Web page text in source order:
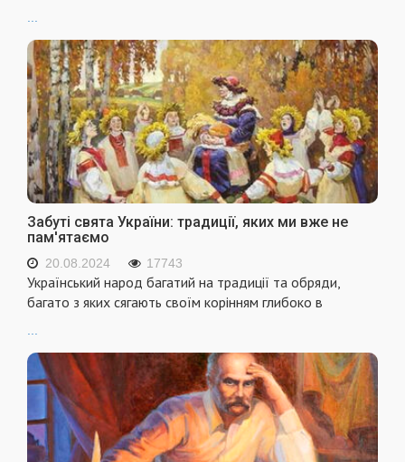
...
Забуті свята України: традиції, яких ми вже не
пам'ятаємо
20.08.2024 17743
Український народ багатий на традиції та обряди,
багато з яких сягають своїм корінням глибоко в